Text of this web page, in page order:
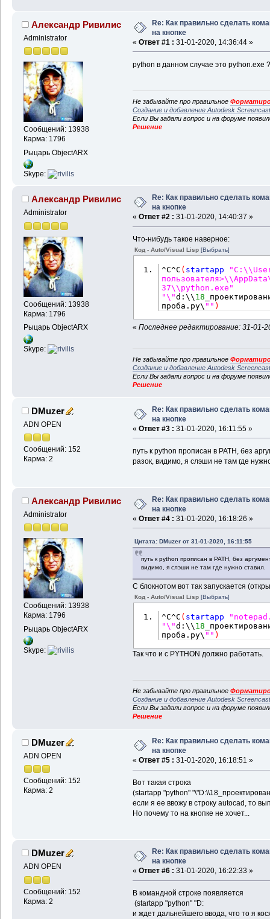
Александр Ривилис
Administrator
Сообщений: 13938
Карма: 1796
Рыцарь ObjectARX
Skype:
Re: Как правильно сделать
на кнопке
« Ответ #1 : 31-01-2020, 14:36:44 »
python в данном случае это python.exe
Не забывайте про правильное
Создание и добавление Autodesk
Если Вы задали вопрос и на форуме
Решение
Александр Ривилис
Administrator
Сообщений: 13938
Карма: 1796
Рыцарь ObjectARX
Skype:
Re: Как правильно сделать
на кнопке
« Ответ #2 : 31-01-2020, 14:40:37 »
Что-нибудь такое наверное:
Код - Auto/Visual Lisp [Выбрать]
^C^C ( startapp
37\\python.exe"
"\"d:\\ 18
проба.py\ "" )
« Последнее редактирование: 31-01-
Не забывайте про правильное
Создание и добавление Autodesk
Если Вы задали вопрос и на форуме
Решение
DMuzer
ADN OPEN
Сообщений: 152
Карма: 2
Re: Как правильно сделать
на кнопке
« Ответ #3 : 31-01-2020, 16:11:55 »
путь к python прописан в PATH, без
разок, видимо, я слэши не там где
Александр Ривилис
Administrator
Сообщений: 13938
Карма: 1796
Рыцарь ObjectARX
Skype:
Re: Как правильно сделать
на кнопке
« Ответ #4 : 31-01-2020, 16:18:26 »
Цитата: DMuzer от 31-01-2020, 16:11:55
путь к python прописан в PATH, без
видимо, я слэши не там где нужно ставил.
С блокнотом вот так запускается
Код - Auto/Visual Lisp [Выбрать]
^C^C ( startapp
"\"d:\\ 18
проба.py\ "" )
Так что и с PYTHON должно работать.
Не забывайте про правильное
Создание и добавление Autodesk
Если Вы задали вопрос и на форуме
Решение
DMuzer
ADN OPEN
Сообщений: 152
Карма: 2
Re: Как правильно сделать
на кнопке
« Ответ #5 : 31-01-2020, 16:18:51 »
Вот такая строка
(startapp "python"
если я ее ввожу в строку autocad, то
Но почему то на кнопке не хочет...
DMuzer
ADN OPEN
Сообщений: 152
Карма: 2
Re: Как правильно сделать
на кнопке
« Ответ #6 : 31-01-2020, 16:22:33 »
В командной строке появляется
(startapp "python" "D:
и ждет дальнейшего ввода, что то я